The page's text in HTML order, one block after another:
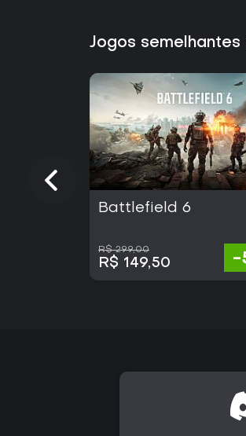
Jogos
Battlefield 6
R$ 299,00
R$ 149,50 -